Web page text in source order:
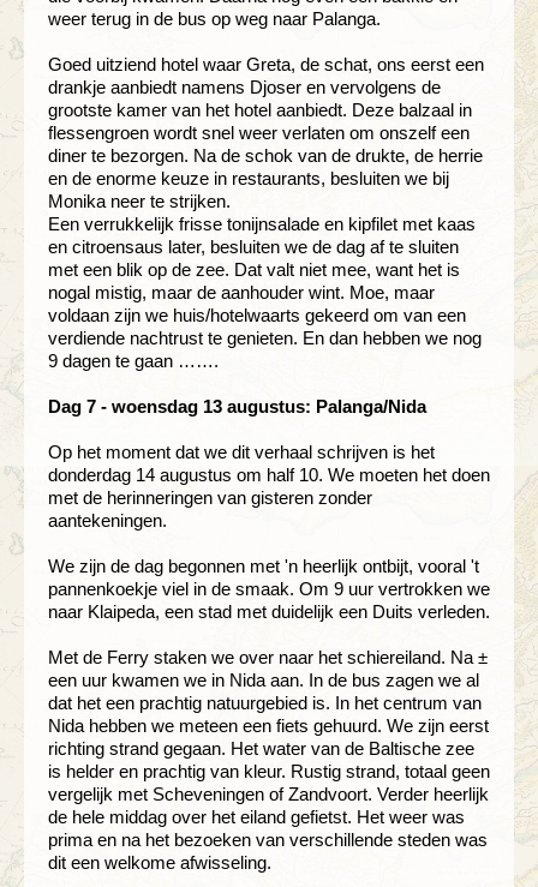
weer terug in de bus op weg naar Palanga.
Goed uitziend hotel waar Greta, de schat, ons eerst een
drankje aanbiedt namens Djoser en vervolgens de
grootste kamer van het hotel aanbiedt. Deze balzaal in
flessengroen wordt snel weer verlaten om onszelf een
diner te bezorgen. Na de schok van de drukte, de herrie
en de enorme keuze in restaurants, besluiten we bij
Monika neer te strijken.
Een verrukkelijk frisse tonijnsalade en kipfilet met kaas
en citroensaus later, besluiten we de dag af te sluiten
met een blik op de zee. Dat valt niet mee, want het is
nogal mistig, maar de aanhouder wint. Moe, maar
voldaan zijn we huis/hotelwaarts gekeerd om van een
verdiende nachtrust te genieten. En dan hebben we nog
9 dagen te gaan …….
Dag 7 - woensdag 13 augustus: Palanga/Nida
Op het moment dat we dit verhaal schrijven is het
donderdag 14 augustus om half 10. We moeten het doen
met de herinneringen van gisteren zonder
aantekeningen.
We zijn de dag begonnen met 'n heerlijk ontbijt, vooral 't
pannenkoekje viel in de smaak. Om 9 uur vertrokken we
naar Klaipeda, een stad met duidelijk een Duits verleden.
Met de Ferry staken we over naar het schiereiland. Na ±
een uur kwamen we in Nida aan. In de bus zagen we al
dat het een prachtig natuurgebied is. In het centrum van
Nida hebben we meteen een fiets gehuurd. We zijn eerst
richting strand gegaan. Het water van de Baltische zee
is helder en prachtig van kleur. Rustig strand, totaal geen
vergelijk met Scheveningen of Zandvoort. Verder heerlijk
de hele middag over het eiland gefietst. Het weer was
prima en na het bezoeken van verschillende steden was
dit een welkome afwisseling.